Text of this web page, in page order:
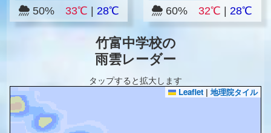
50% 33℃ 28℃ 60% 32℃ |28℃
竹富中学校の
雨雲レーダー
タップすると拡大します
Leaflet | 地理院タイル